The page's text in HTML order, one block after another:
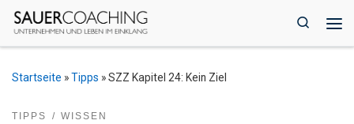
Zum Inhalt springen
Search
Startseite »Tipps »SZZ Kapitel 24: Kein Ziel
TIPPS WISSEN